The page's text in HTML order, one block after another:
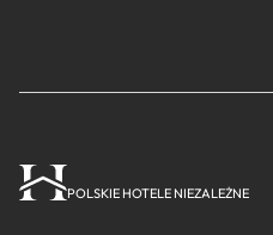
POLSKIE HOTELE NIEZALEŻNE